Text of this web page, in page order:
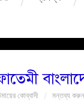
কোব্বাদী মন্তব্য করুন